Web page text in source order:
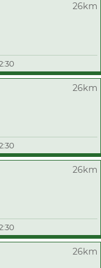
26km
26km
26km
26km